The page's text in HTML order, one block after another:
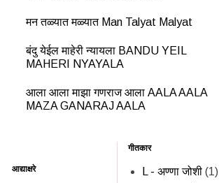
मन तळ्यात मळ्यात Man Talyat Malyat
बंदु येईल माहेरी न्यायला BANDU YEIL
MAHERI NYAYALA
आला आला माझा गणराज आला AALA AALA
MAZA GANARAJ AALA
आद्याक्षरे
गीतकार
L - अण्णा जोशी (1)